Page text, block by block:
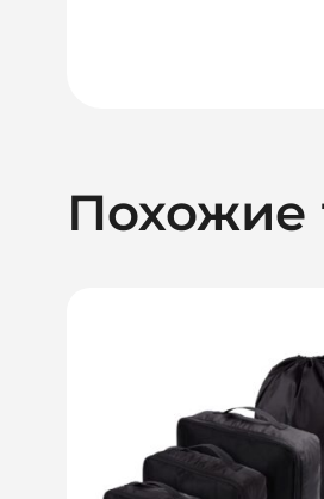
Похожие